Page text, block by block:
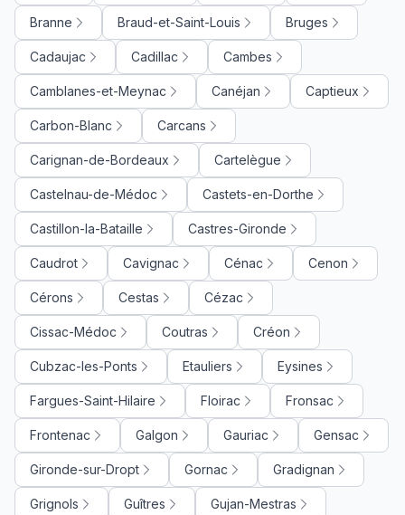
Branne Braud-et-Saint-Louis Bruges
Cadaujac Cadillac Cambes
Camblanes-et-Meynac Canéjan Captieux
Carbon-Blanc Carcans
Carignan-de-Bordeaux Cartelègue
Castelnau-de-Médoc Castets-en-Dorthe
Castillon-la-Bataille Castres-Gironde
Caudrot Cavignac Cénac Cenon
Cérons Cestas Cézac
Cissac-Médoc Coutras Créon
Cubzac-les-Ponts Etauliers Eysines
Fargues-Saint-Hilaire Floirac Fronsac
Frontenac Galgon Gauriac Gensac
Gironde-sur-Dropt Gornac Gradignan
Grignols Guîtres Gujan-Mestras